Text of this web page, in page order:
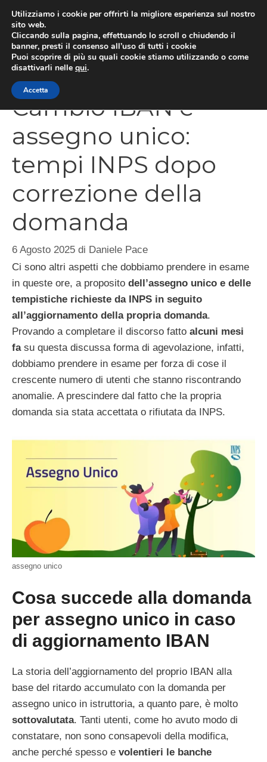
contenuto
Cambio IBAN e
assegno unico:
tempi INPS dopo
correzione della
domanda
6 Agosto 2025 di Daniele Pace
Ci sono altri aspetti che dobbiamo prendere in esame
in queste ore, a proposito dell’assegno unico e delle
tempistiche richieste da INPS in seguito
all’aggiornamento della propria domanda.
Provando a completare il discorso fatto alcuni mesi
fasu questa discussa forma di agevolazione, infatti,
dobbiamo prendere in esame per forza di cose il
crescente numero di utenti che stanno riscontrando
anomalie. A prescindere dal fatto che la propria
domanda sia stata accettata o rifiutata da INPS.
assegno unico
Cosa succede alla domanda
per assegno unico in caso
di aggiornamento IBAN
La storia dell’aggiornamento del proprio IBAN alla
base del ritardo accumulato con la domanda per
assegno unico in istruttoria, a quanto pare, è molto
sottovalutata. Tanti utenti, come ho avuto modo di
constatare, non sono consapevoli della modifica,
anche perché spesso e volentieri le banche
Utilizziamo i cookie per offrirti la migliore esperienza sul nostro
sito web.
Cliccando sulla pagina, effettuando lo scroll o chiudendo il
banner, presti il consenso all’uso di tutti i cookie
Puoi scoprire di più su quali cookie stiamo utilizzando o come
disattivarli nelle qui.
Accetta